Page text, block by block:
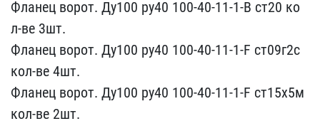
Фланец ворот. Ду100 ру​40 100-40-11-1-В ст20 ко​
л-ве 3шт.
Фланец ворот. ​Ду100 ру40 100-40-11-1-F​ ст09г2с
кол-ве 4шт.
Фла​нец ворот. Ду100 ру40 10​0-40-11-1-F ст15х5м
кол​-ве 2шт.